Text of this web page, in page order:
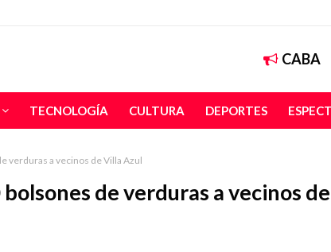
CABA
TECNOLOGÍA CULTURA DEPORTES
verduras a vecinos de Villa Azul
de verduras a vecinos